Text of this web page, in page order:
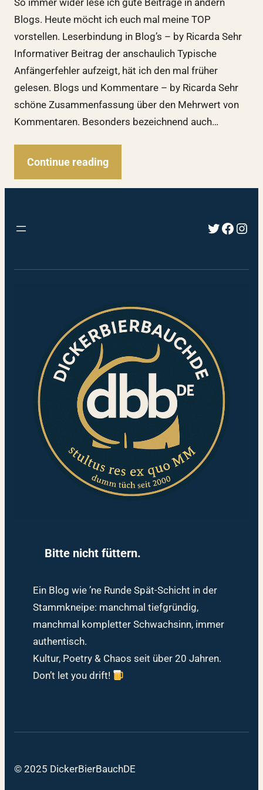
Blogs. Heute möcht ich euch mal meine TOP
vorstellen. Leserbindung in Blog’s – by Ricarda Sehr
Informativer Beitrag der anschaulich Typische
Anfängerfehler aufzeigt, hät ich den mal früher
gelesen. Blogs und Kommentare – by Ricarda Sehr
schöne Zusammenfassung über den Mehrwert von
Kommentaren. Besonders bezeichnend auch…
Continue reading
Twitter
Bitte nicht füttern.
Ein Blog wie ’ne Runde Spät-Schicht in der
Stammkneipe: manchmal tiefgründig,
manchmal kompletter Schwachsinn, immer
authentisch.
Kultur, Poetry & Chaos seit über 20 Jahren.
Don’t let you drift!
© 2025 DickerBierBauchDE